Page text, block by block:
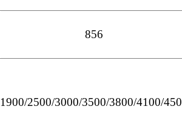
856
1900/2500/3000/3500/3800/4100/